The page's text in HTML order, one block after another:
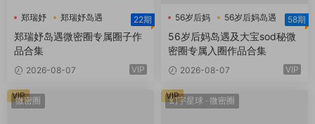
郑瑞妤
郑瑞妤岛遇
郑瑞妤微博
22期
郑瑞妤岛遇微密圈专属圈子作
品合集
2026-08-07 VIP
56岁后妈
56岁后妈岛遇
大宝sod秘
58期
56岁后妈岛遇及大宝sod秘微
密圈专属入圈作品合集
2026-08-07 VIP
微密圈
VIP 幻宇星球 · 微密圈
VIP